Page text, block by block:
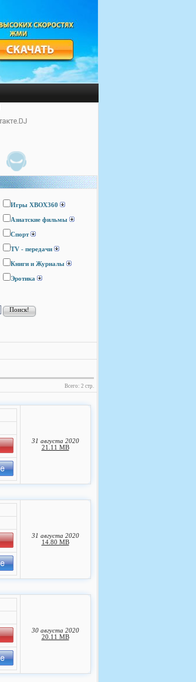
Игры ХВОХ360
Азиатские фильмы
Спорт
TV - передачи
Книги и Журналы
Эротика
Всего: 2 стр.
31 августа 2020
21.11 MB
31 августа 2020
14.80 MB
30 августа 2020
20.11 MB